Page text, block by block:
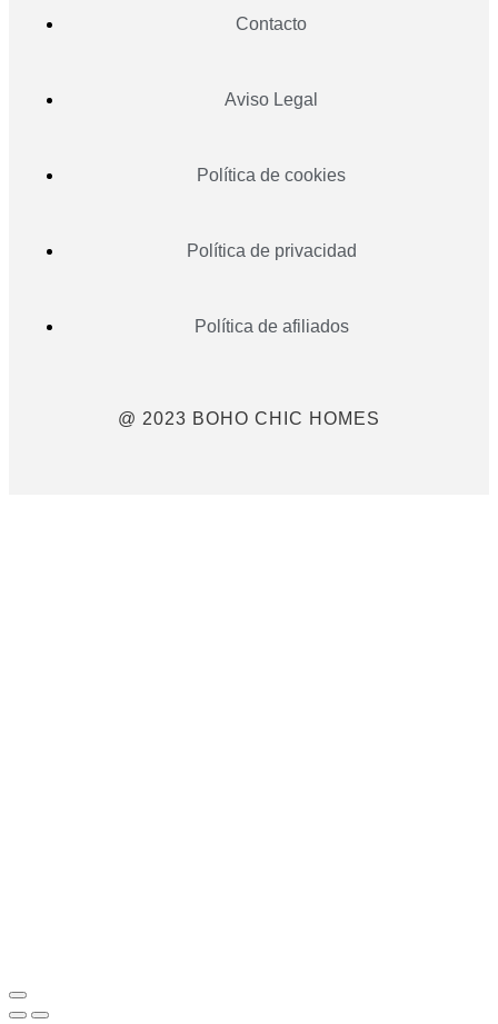
Contacto
Aviso Legal
Política de cookies
Política de privacidad
Política de afiliados
@ 2023 BOHO CHIC HOMES